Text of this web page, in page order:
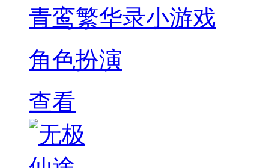
青鸾繁华录小游戏
角色扮演
查看